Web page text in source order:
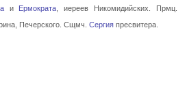
и Ермократа , иереев Никомидийских. Прмц.
Печерского. Сщмч. Сергияпресвитера.